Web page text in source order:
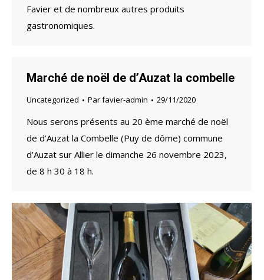
Favier et de nombreux autres produits
gastronomiques.
Marché de noël de d’Auzat la combelle
Uncategorized Parfavier-admin 29/11/2020
Nous serons présents au 20 ème marché de noël
de d’Auzat la Combelle (Puy de dôme) commune
d’Auzat sur Allier le dimanche 26 novembre 2023,
de 8 h 30 à 18 h.